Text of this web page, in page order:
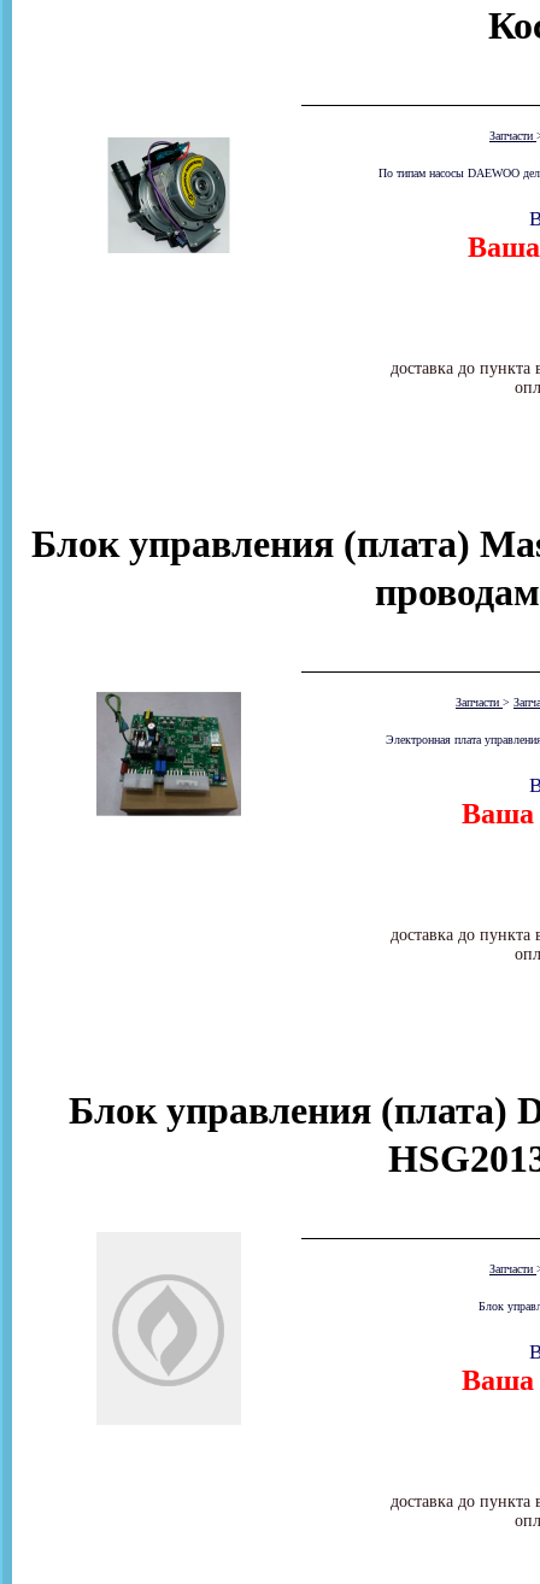
Запчасти
По типам насосы DAEWOO
Ваша
доставка до
Блок управления (плата)
Запчасти >
Электронная плата
Ваша
доставка до
Блок управления (плата)
Запчасти
Блок
Ваша
доставка до